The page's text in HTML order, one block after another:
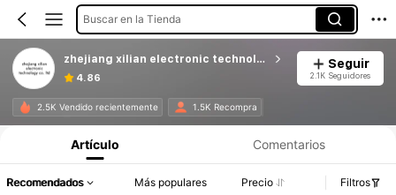
Buscar en la Tienda
zhejiang xilian electronic technology co. ltd
4.86
Seguir
2.1K Seguidores
2.5K Vendido recientemente 1.5K Recompra
Artículo Comentarios
Recomendados Más populares Precio Filtros